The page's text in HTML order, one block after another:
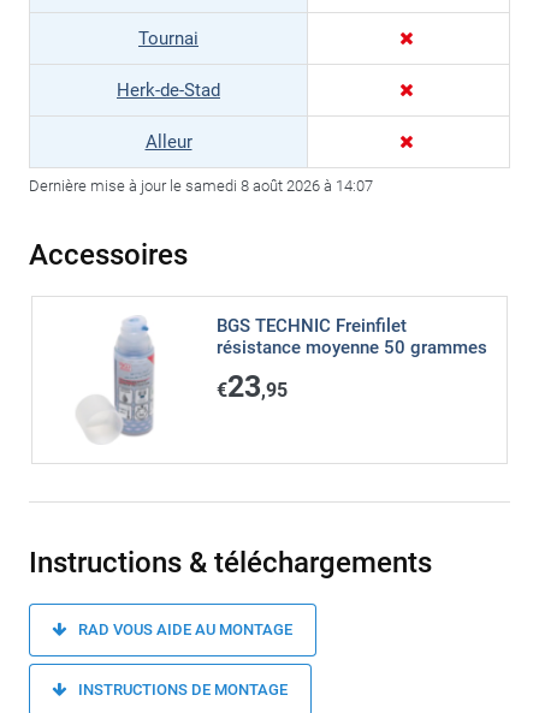
Tournai
Herk-de-Stad
Alleur
Dernière mise à jour le samedi 8 août 2026 à 14:07
Accessoires
BGS TECHNIC Freinfilet
résistance moyenne 50 grammes
€23,95
Instructions & téléchargements
RAD VOUS AIDE AU MONTAGE
INSTRUCTIONS DE MONTAGE